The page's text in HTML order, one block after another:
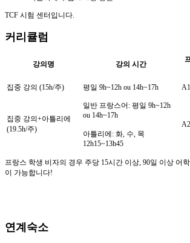
TCF 시험 센터입니다.
커리큘럼
강의명 강의 시간
집중 강의 (15h/주) 평일 9h~12h ou 14h~17h
집중 강의+아틀리에
(19.5h/주)
일반 프랑스어: 평일 9h~12h
ou 14h~17h
아틀리에: 화, 수, 목
12h15~13h45
프랑스 학생 비자의 경우 주당 15시간 이상, 90일 이상 어
이 가능합니다!
연계숙소